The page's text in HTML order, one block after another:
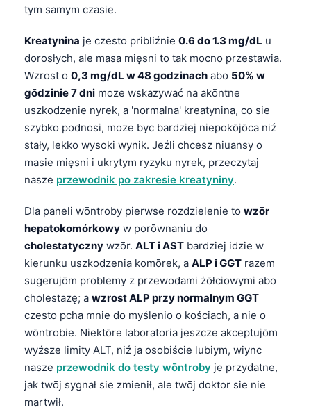
tym samym czasie.
Kreatynina je czesto pribliźnie 0.6 do 1.3 mg/dL u
dorosłych, ale masa mięsni to tak mocno przestawia.
Wzrost o 0,3 mg/dL w 48 godzinach abo 50% w
gōdzinie 7 dni moze wskazywać na akōntne
uszkodzenie nyrek, a 'normalna' kreatynina, co sie
szybko podnosi, moze byc bardziej niepokōjōca niź
stały, lekko wysoki wynik. Jeźli chcesz niuansy o
masie mięsni i ukrytym ryzyku nyrek, przeczytaj
nasze przewodnik po zakresie kreatyniny.
Dla paneli wōntroby pierwse rozdzielenie to wzōr
hepatokomórkowy w porōwnaniu do
cholestatyczny wzōr. ALT i AST bardziej idzie w
kierunku uszkodzenia komōrek, a ALP i GGT razem
sugerujōm problemy z przewodami żōłciowymi abo
cholestazę; a wzrost ALP przy normalnym GGT
czesto pcha mnie do myślenio o kościach, a nie o
wōntrobie. Niektōre laboratoria jeszcze akceptujōm
wyźsze limity ALT, niź ja osobiście lubiym, wiync
nasze przewodnik do testy wōntroby je przydatne,
jak twōj sygnał sie zmienił, ale twōj doktor sie nie
martwił.Shqip
বাংলা
اردو
मराठी
తెలుగు
தமிழ்
ગુજરાતી
മലയാളം
Tiếng Việt
Tagalog
ไทย
ဗမာစာ
ភាសាខ្មែរ
Kiswahili
Українська